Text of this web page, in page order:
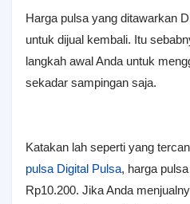
Harga pulsa yang ditawarkan
untuk dijual kembali. Itu
langkah awal Anda untuk
sekadar sampingan saja.
Katakan lah seperti yang
pulsa Digital Pulsa, harga
Rp10.200. Jika Anda